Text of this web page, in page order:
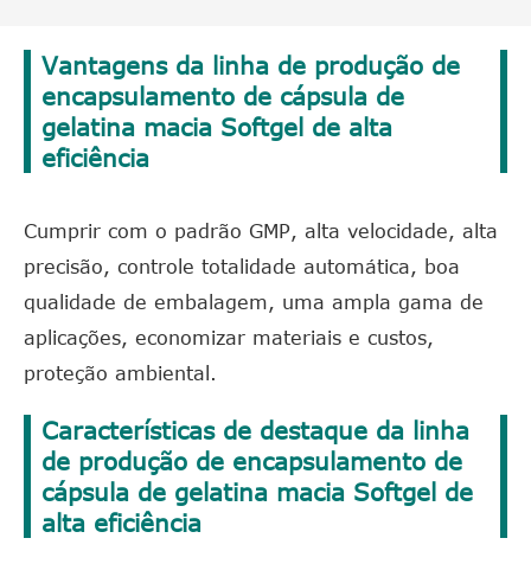
Vantagens da linha de produção de
encapsulamento de cápsula de
gelatina macia Softgel de alta
eficiência
Cumprir com o padrão GMP, alta velocidade, alta
precisão, controle totalidade automática, boa
qualidade de embalagem, uma ampla gama de
aplicações, economizar materiais e custos,
proteção ambiental.
Características de destaque da linha
de produção de encapsulamento de
cápsula de gelatina macia Softgel de
alta eficiência